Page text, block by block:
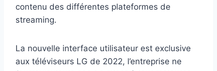
contenu des différentes plateformes de
streaming.
La nouvelle interface utilisateur est exclusive
aux téléviseurs LG de 2022, l’entreprise ne